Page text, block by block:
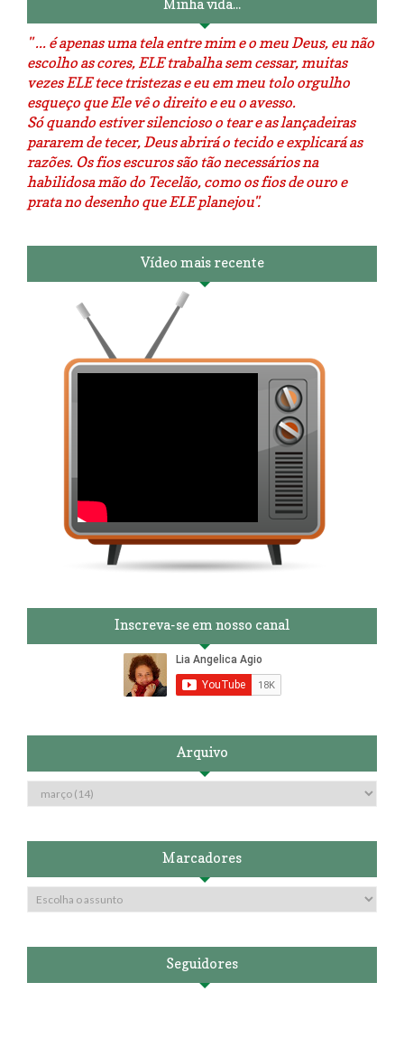
Minha vida...
" ... é apenas uma tela entre mim e o meu Deus, eu não
escolho as cores, ELE trabalha sem cessar, muitas
vezes ELE tece tristezas e eu em meu tolo orgulho
esqueço que Ele vê o direito e eu o avesso.
Só quando estiver silencioso o tear e as lançadeiras
pararem de tecer, Deus abrirá o tecido e explicará as
razões. Os fios escuros são tão necessários na
habilidosa mão do Tecelão, como os fios de ouro e
prata no desenho que ELE planejou".
Vídeo mais recente
Inscreva-se em nosso canal
Arquivo
Marcadores
Seguidores